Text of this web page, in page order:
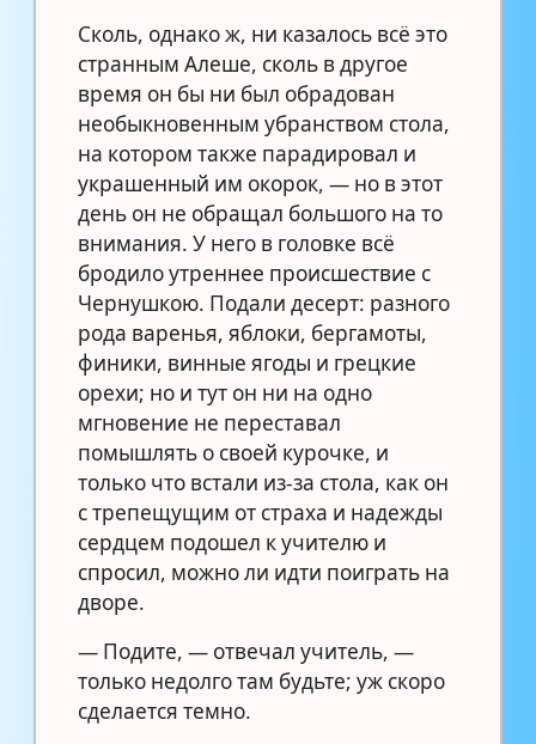
Сколь, однако ж, ни казалось всё это
странным Алеше, сколь в другое
время он бы ни был обрадован
необыкновенным убранством стола,
на котором также парадировал и
украшенный им окорок, — но в этот
день он не обращал большого на то
внимания. У него в головке всё
бродило утреннее происшествие с
Чернушкою. Подали десерт: разного
рода варенья, яблоки, бергамоты,
финики, винные ягоды и грецкие
орехи; но и тут он ни на одно
мгновение не переставал
помышлять о своей курочке, и
только что встали из-за стола, как он
с трепещущим от страха и надежды
сердцем подошел к учителю и
спросил, можно ли идти поиграть на
дворе.
— Подите, — отвечал учитель, —
только недолго там будьте; уж скоро
сделается темно.